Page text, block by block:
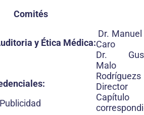
Comités
y Ética Médica:
Publicidad
Dr. Manuel
Caro
Dr.
Malo
Rodríguezs
Director
Capítulo